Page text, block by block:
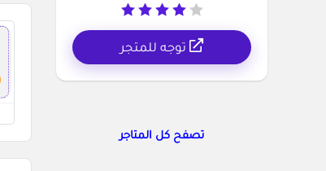
توجه للمتجر
تصفح كل المتاجر